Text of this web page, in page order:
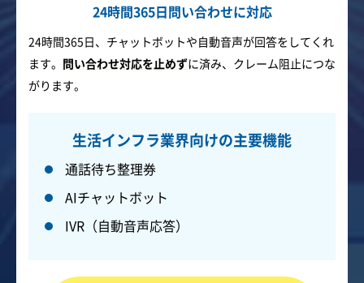
24時間365日問い合わせに対応
24時間365日、チャットボットや自動音声が回答をしてくれ
ます。 問い合わせ対応を止めずに済み、クレーム阻止につな
がります。
生活インフラ業界向けの主要機能
通話待ち整理券
AIチャットボット
IVR（自動音声応答）